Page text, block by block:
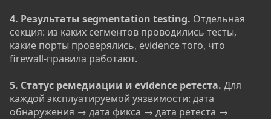
4. Результаты segmentation testing. Отдельная
секция: из каких сегментов проводились тесты,
какие порты проверялись, evidence того, что
firewall-правила работают.
5. Статус ремедиации и evidence ретеста. Для
каждой эксплуатируемой уязвимости: дата
обнаружения → дата фикса → дата ретеста →